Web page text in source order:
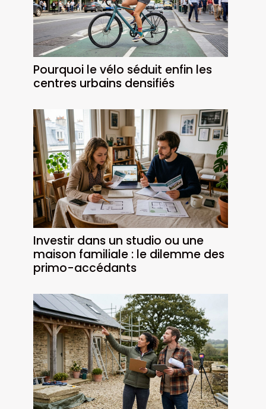
Pourquoi le vélo séduit enfin les
centres urbains densifiés
Investir dans un studio ou une
maison familiale : le dilemme des
primo-accédants